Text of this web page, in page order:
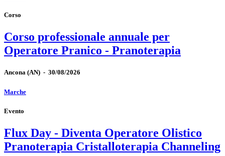
Corso
Corso professionale annuale per
Operatore Pranico - Pranoterapia
Ancona (AN) - 30/08/2026
Marche
Evento
Flux Day - Diventa Operatore Olistico
Pranoterapia Cristalloterapia Channeling